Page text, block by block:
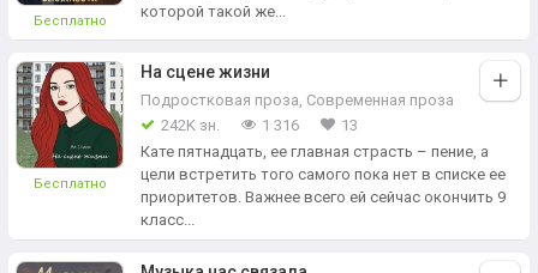
Бесплатно
которой такой же...
Бесплатно
На сцене жизни
Подростковая проза, Современная проза
242K зн.
1 316
13
Кате пятнадцать, ее главная страсть – пение, а
цели встретить того самого пока нет в списке ее
приоритетов. Важнее всего ей сейчас окончить 9
класс...